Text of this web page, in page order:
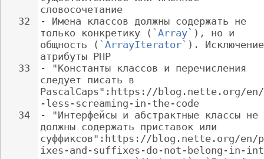
32
33
34
словосочетание
- Имена классов должны содержать не
только конкретику ( `Array` ), но и
общность ( `ArrayIterator` ).
атрибуты PHP
- "Константы классов и перечисления
следует писать в
PascalCaps":https://blog.nette.org/
-less-screaming-in-the-code
- "Интерфейсы и абстрактные классы не
должны содержать приставок или
суффиксов":https://blog.nette.org/en/
ixes-and-suffixes-do-not-belong-in-